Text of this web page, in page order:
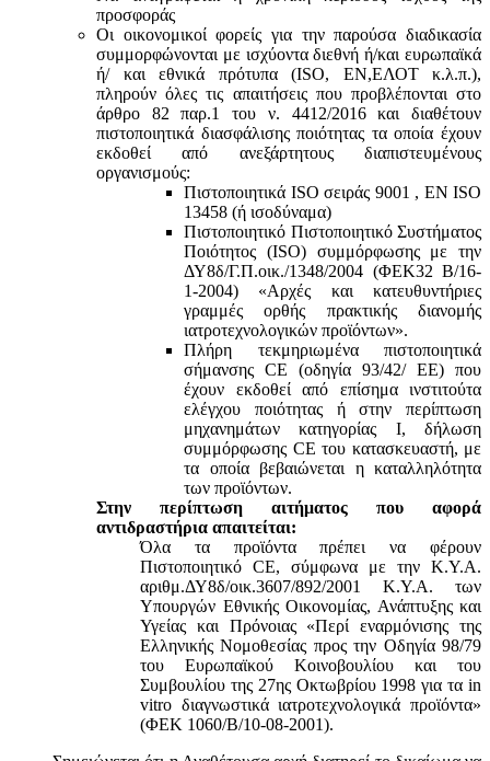
προσφοράς
Οι οικονομικοί φορείς για την παρούσα διαδικασία
συμμορφώνονται με ισχύοντα διεθνή ή/και ευρωπαϊκά
ή/ και εθνικά πρότυπα (ISO, ΕΝ,ΕΛΟΤ κ.λ.π.),
πληρούν όλες τις απαιτήσεις που προβλέπονται στο
άρθρο 82 παρ.1 του ν. 4412/2016 και διαθέτουν
πιστοποιητικά διασφάλισης ποιότητας τα οποία έχουν
εκδοθεί από ανεξάρτητους διαπιστευμένους
οργανισμούς:
Πιστοποιητικά ISO σειράς 9001 , ΕΝ ISO
13458 (ή ισοδύναμα)
Πιστοποιητικό Πιστοποιητικό Συστήματος
Ποιότητος (ISO) συμμόρφωσης με την
ΔΥ8δ/Γ.Π.οικ./1348/2004 (ΦΕΚ32 Β/16-
1-2004) «Αρχές και κατευθυντήριες
γραμμές ορθής πρακτικής διανομής
ιατροτεχνολογικών προϊόντων».
Πλήρη τεκμηριωμένα πιστοποιητικά
σήμανσης CE (οδηγία 93/42/ ΕΕ) που
έχουν εκδοθεί από επίσημα ινστιτούτα
ελέγχου ποιότητας ή στην περίπτωση
μηχανημάτων κατηγορίας Ι, δήλωση
συμμόρφωσης CE του κατασκευαστή, με
τα οποία βεβαιώνεται η καταλληλότητα
των προϊόντων.
Στην περίπτωση αιτήματος που αφορά
αντιδραστήρια απαιτείται:
Όλα τα προϊόντα πρέπει να φέρουν
Πιστοποιητικό CE, σύμφωνα με την Κ.Υ.Α.
αριθμ.ΔΥ8δ/οικ.3607/892/2001 Κ.Υ.Α. των
Υπουργών Εθνικής Οικονομίας, Ανάπτυξης και
Υγείας και Πρόνοιας «Περί εναρμόνισης της
Ελληνικής Νομοθεσίας προς την Οδηγία 98/79
του Ευρωπαϊκού Κοινοβουλίου και του
Συμβουλίου της 27ης Οκτωβρίου 1998 για τα in
vitro διαγνωστικά ιατροτεχνολογικά προϊόντα»
(ΦΕΚ 1060/Β/10-08-2001).